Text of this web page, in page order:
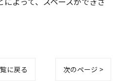
に戻る 次のページ >